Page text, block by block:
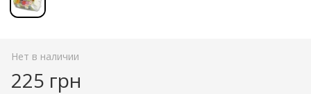
Нет в наличии
225 грн